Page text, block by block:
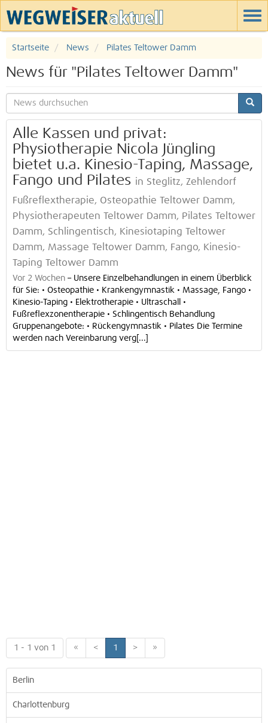
Startseite News Pilates Teltower Damm
News für "Pilates Teltower Damm"
Alle Kassen und privat:
Physiotherapie Nicola Jüngling
bietet u.a. Kinesio-Taping, Massage,
Fango und Pilates in Steglitz, Zehlendorf
Fußreflextherapie, Osteopathie Teltower Damm,
Physiotherapeuten Teltower Damm, Pilates Teltower
Damm, Schlingentisch, Kinesiotaping Teltower
Damm, Massage Teltower Damm, Fango, Kinesio-
Taping Teltower Damm
Vor 2 Wochen – Unsere Einzelbehandlungen in einem Überblick
für Sie: • Osteopathie • Krankengymnastik • Massage, Fango •
Kinesio-Taping • Elektrotherapie • Ultraschall •
Fußreflexzonentherapie • Schlingentisch Behandlung
Gruppenangebote: • Rückengymnastik • Pilates Die Termine
werden nach Vereinbarung verg[...]
1 - 1 von 1 « < 1 > »
Berlin
Charlottenburg